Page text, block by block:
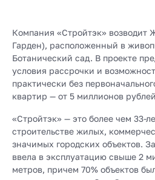
Компания «Стройтэк» возводит
Гарден), расположенный в
Ботанический сад. В проекте
условия рассрочки и
практически без
квартир — от 5 миллионов
«Стройтэк» — это более чем 33-
строительстве жилых,
значимых городских объектов.
ввела в эксплуатацию свыше 2
метров, причем 70% объектов